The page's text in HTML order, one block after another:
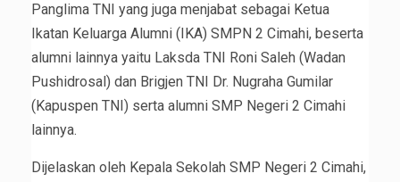
Panglima TNI yang juga menjabat sebagai Ketua
Ikatan Keluarga Alumni (IKA) SMPN 2 Cimahi, beserta
alumni lainnya yaitu Laksda TNI Roni Saleh (Wadan
Pushidrosal) dan Brigjen TNI Dr. Nugraha Gumilar
(Kapuspen TNI) serta alumni SMP Negeri 2 Cimahi
lainnya.
Dijelaskan oleh Kepala Sekolah SMP Negeri 2 Cimahi,